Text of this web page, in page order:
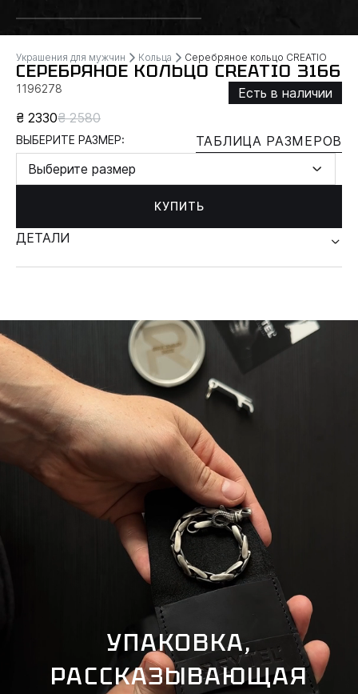
Украшения для мужчин Кольца Серебряное кольцо CREATIO
СЕРЕБРЯНОЕ КОЛЬЦО CREATIO 3166
1196278
Есть в наличии
₴ 2330₴ 2580
ВЫБЕРИТЕ РАЗМЕР:
ТАБЛИЦА РАЗМЕРОВ
Выберите размер
КУПИТЬ
ДЕТАЛИ
УПАКОВКА,
РАССКАЗЫВАЮЩАЯ